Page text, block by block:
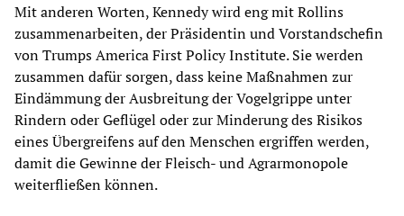
Mit anderen Worten, Kennedy wird eng mit Rollins
zusammenarbeiten, der Präsidentin und Vorstandschefin
von Trumps America First Policy Institute. Sie werden
zusammen dafür sorgen, dass keine Maßnahmen zur
Eindämmung der Ausbreitung der Vogelgrippe unter
Rindern oder Geflügel oder zur Minderung des Risikos
eines Übergreifens auf den Menschen ergriffen werden,
damit die Gewinne der Fleisch- und Agrarmonopole
weiterfließen können.